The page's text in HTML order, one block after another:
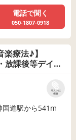
電話で聞く
050-1807-0918
療法♪】
課後等デイサ
リストに
保存
道駅から541m